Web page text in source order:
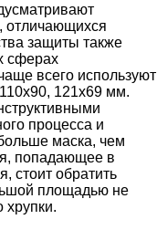
отличающихся
защиты также
сферах
всего используют
121х69 мм.
процесса и
маска, чем
попадающее в
стоит обратить
площадью не
хрупки.